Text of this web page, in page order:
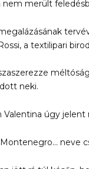
nem merült
a textilipari
neki.
úgy
Montenegro… neve